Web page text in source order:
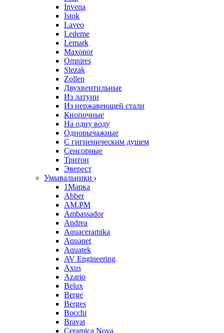
Invena
Istok
Laveo
Ledeme
Lemark
Maxonor
Omnires
Slezak
Zollen
Двухвентильные
Из латуни
Из нержавеющей стали
Кнопочные
На одну воду
Однорычажные
С гигиеническим душем
Сенсорные
Тритон
Эверест
Умывальники
1Марка
Abber
AM.PM
Ambassador
Andrea
Aquaceramika
Aquanet
Aquatek
AV Engineering
Axus
Azario
Belux
Berge
Berges
Bocchi
Bravat
Ceramica Nova